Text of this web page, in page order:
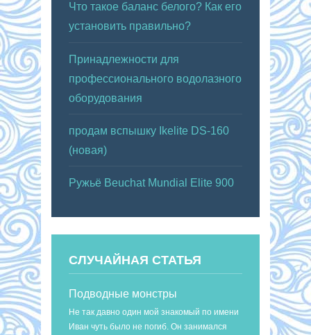
Что такое баланс белого? Как его
установить правильно?
Принадлежности для
профессионального водолазного
оборудования
продам вспышку Ikelite DS-160
(новая)
Ружьё Beuchat Mundial Elite 900
СЛУЧАЙНАЯ СТАТЬЯ
Подводные монстры
Не так давно один мой знакомый по имени
Иван чуть было не погиб. Он занимался